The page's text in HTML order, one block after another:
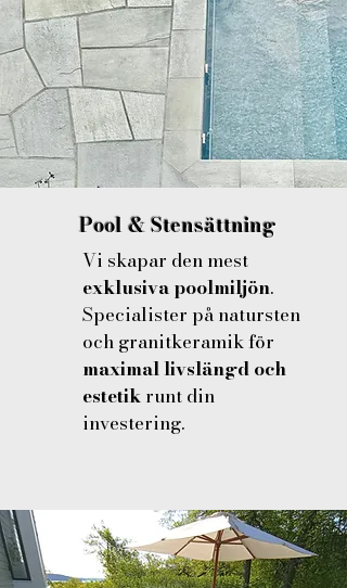
Pool & Stensättning
Vi skapar den mest
exklusiva poolmiljön.
Specialister på natursten
och granitkeramik för
maximal livslängd och
estetikrunt din
investering.